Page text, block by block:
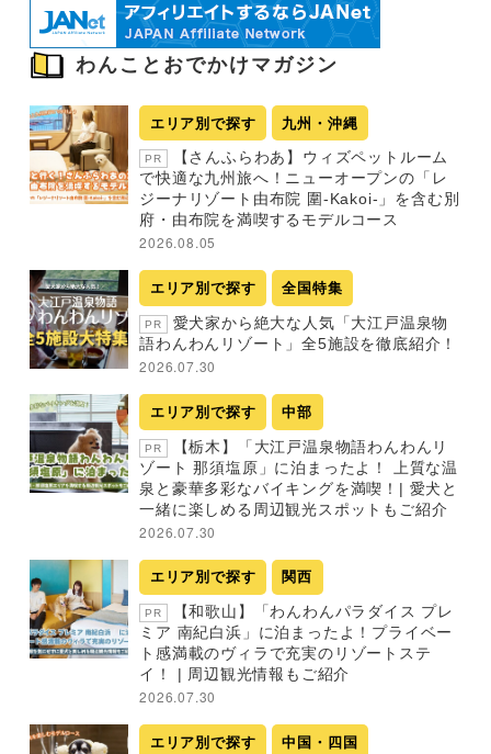
わんことおでかけマガジン
エリア別で探す 九州・沖縄
PR
【さんふらわあ】ウィズペットルーム
で快適な九州旅へ！ニューオープンの「レ
ジーナリゾート由布院 圍-Kakoi-」を含む別
府・由布院を満喫するモデルコース
2026.08.05
エリア別で探す 全国特集
PR
愛犬家から絶大な人気「大江戸温泉物
語わんわんリゾート」全5施設を徹底紹介！
2026.07.30
エリア別で探す 中部
PR
【栃木】「大江戸温泉物語わんわんリ
ゾート 那須塩原」に泊まったよ！ 上質な温
泉と豪華多彩なバイキングを満喫！| 愛犬と
一緒に楽しめる周辺観光スポットもご紹介
2026.07.30
エリア別で探す 関西
PR
【和歌山】「わんわんパラダイス プレ
ミア 南紀白浜」に泊まったよ！プライベー
ト感満載のヴィラで充実のリゾートステ
イ！ | 周辺観光情報もご紹介
2026.07.30
エリア別で探す 中国・四国